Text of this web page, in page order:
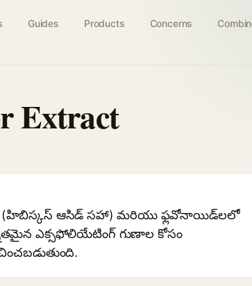
Guides Products Concerns
Extract
(హిబిస్కస్ ఆసిడ్ సహా) మరియు ఫ్లవోనాయిడ్‌లలో
ఎక్సఫోలియేటింగ్ గుణాల కోసం